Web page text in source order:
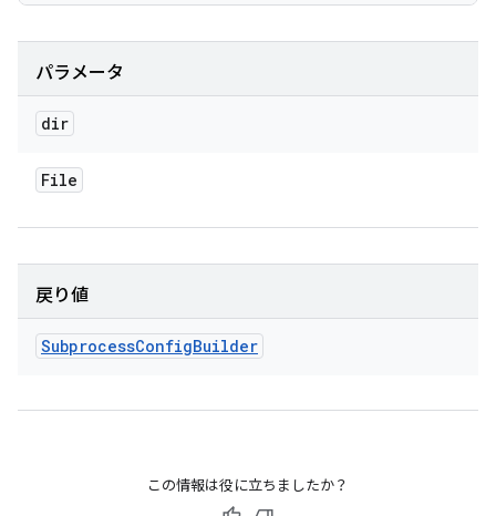
パラメータ
dir
File
戻り値
SubprocessConfigBuilder
この情報は役に立ちましたか？